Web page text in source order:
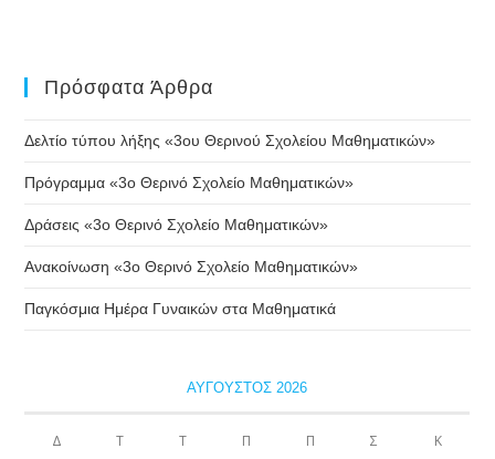
Πρόσφατα Άρθρα
Δελτίο τύπου λήξης «3ου Θερινού Σχολείου Μαθηματικών»
Πρόγραμμα «3ο Θερινό Σχολείο Μαθηματικών»
Δράσεις «3ο Θερινό Σχολείο Μαθηματικών»
Ανακοίνωση «3ο Θερινό Σχολείο Μαθηματικών»
Παγκόσμια Ημέρα Γυναικών στα Μαθηματικά
ΑΎΓΟΥΣΤΟΣ 2026
Δ Τ Τ Π Π Σ Κ